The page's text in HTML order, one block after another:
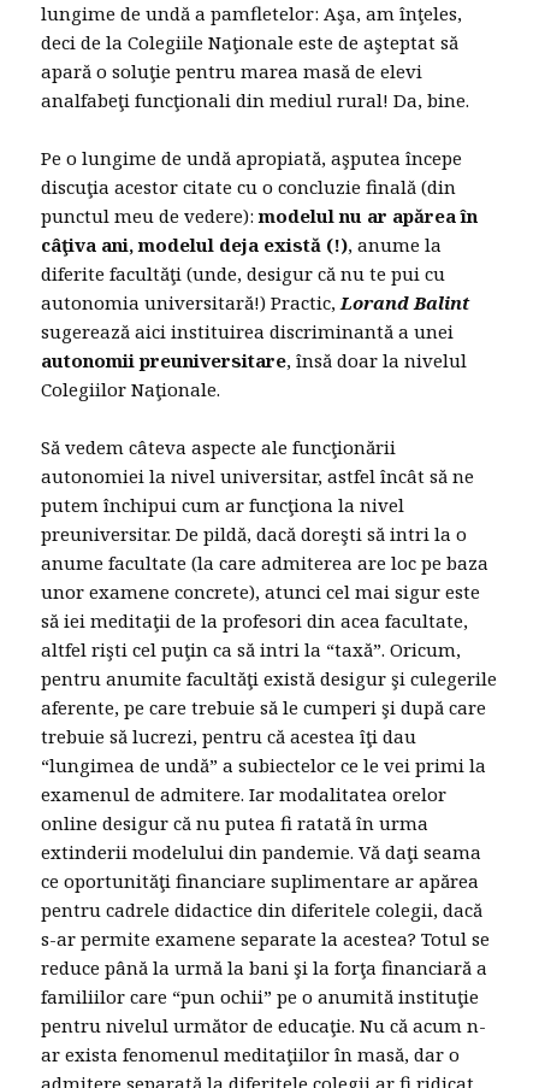
lungime de undă a pamfletelor: Aşa, am înţeles,
deci de la Colegiile Naţionale este de aşteptat să
apară o soluţie pentru marea masă de elevi
analfabeţi funcţionali din mediul rural! Da, bine.
Pe o lungime de undă apropiată, aşputea începe
discuţia acestor citate cu o concluzie finală (din
punctul meu de vedere):modelul nu ar apărea în
câţiva ani, modelul deja există (!), anume la
diferite facultăţi (unde, desigur că nu te pui cu
autonomia universitară!) Practic,Lorand Balint
sugerează aici instituirea discriminantă a unei
autonomii preuniversitare, însă doar la nivelul
Colegiilor Naţionale.
Să vedem câteva aspecte ale funcţionării
autonomiei la nivel universitar, astfel încât să ne
putem închipui cum ar funcţiona la nivel
preuniversitar. De pildă, dacă doreşti să intri la o
anume facultate (la care admiterea are loc pe baza
unor examene concrete), atunci cel mai sigur este
să iei meditaţii de la profesori din acea facultate,
altfel rişti cel puţin ca să intri la “taxă”. Oricum,
pentru anumite facultăţi există desigur şi culegerile
aferente, pe care trebuie să le cumperi şi după care
trebuie să lucrezi, pentru că acestea îţi dau
“lungimea de undă” a subiectelor ce le vei primi la
examenul de admitere. Iar modalitatea orelor
online desigur că nu putea fi ratată în urma
extinderii modelului din pandemie. Vă daţi seama
ce oportunităţi financiare suplimentare ar apărea
pentru cadrele didactice din diferitele colegii, dacă
s-ar permite examene separate la acestea? Totul se
reduce până la urmă la bani şi la forţa financiară a
familiilor care “pun ochii” pe o anumită instituţie
pentru nivelul următor de educaţie. Nu că acum n-
ar exista fenomenul meditaţiilor în masă, dar o